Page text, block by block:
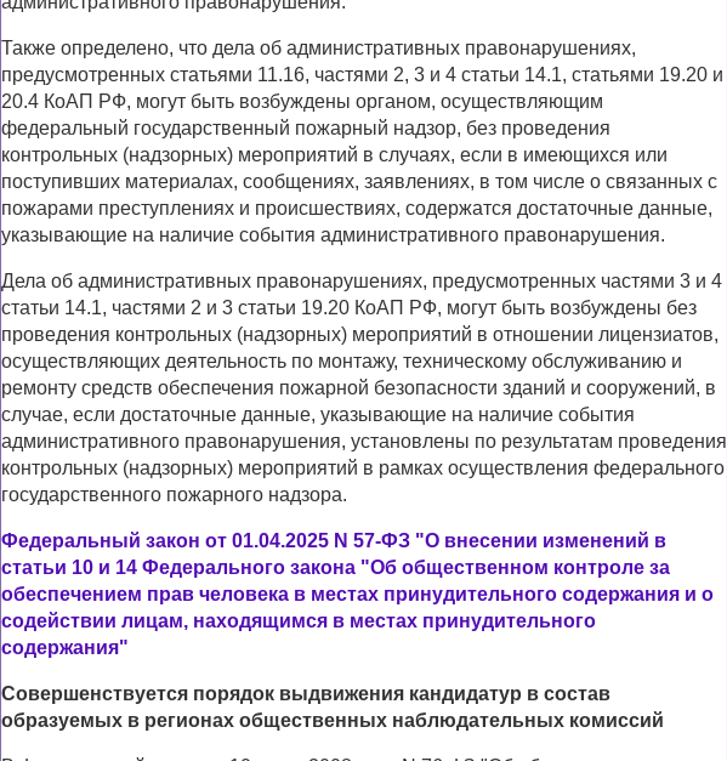
Также определено, что дела об административных правонарушениях,
предусмотренных статьями 11.16, частями 2, 3 и 4 статьи 14.1, статьями 19.20 и
20.4 КоАП РФ, могут быть возбуждены органом, осуществляющим
федеральный государственный пожарный надзор, без проведения
контрольных (надзорных) мероприятий в случаях, если в имеющихся или
поступивших материалах, сообщениях, заявлениях, в том числе о связанных с
пожарами преступлениях и происшествиях, содержатся достаточные данные,
указывающие на наличие события административного правонарушения.
Дела об административных правонарушениях, предусмотренных частями 3 и 4
статьи 14.1, частями 2 и 3 статьи 19.20 КоАП РФ, могут быть возбуждены без
проведения контрольных (надзорных) мероприятий в отношении лицензиатов,
осуществляющих деятельность по монтажу, техническому обслуживанию и
ремонту средств обеспечения пожарной безопасности зданий и сооружений, в
случае, если достаточные данные, указывающие на наличие события
административного правонарушения, установлены по результатам проведения
контрольных (надзорных) мероприятий в рамках осуществления федерального
государственного пожарного надзора.
Федеральный закон от 01.04.2025 N 57-ФЗ "О внесении изменений в
статьи 10 и 14 Федерального закона "Об общественном контроле за
обеспечением прав человека в местах принудительного содержания и о
содействии лицам, находящимся в местах принудительного
содержания"
Совершенствуется порядок выдвижения кандидатур в состав
образуемых в регионах общественных наблюдательных комиссий